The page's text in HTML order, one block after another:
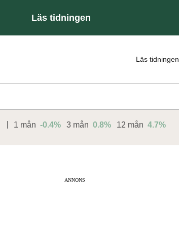
Läs tidningen
Läs tidningen
1 mån -0.4% 3 mån 0.8% 12 mån 4.7%
ANNONS